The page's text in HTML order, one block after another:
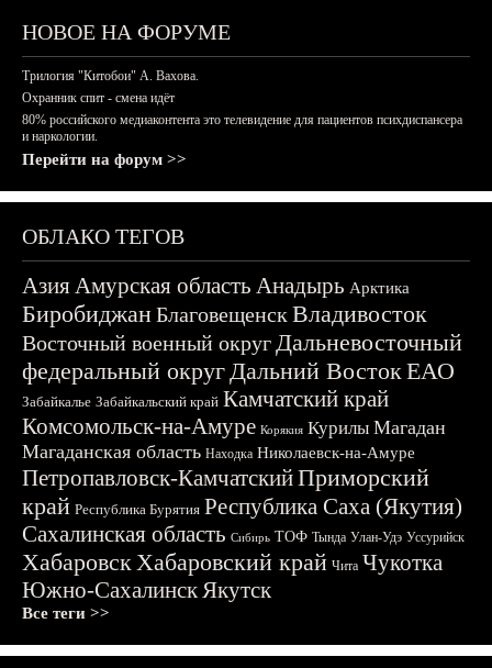
НОВОЕ НА ФОРУМЕ
Трилогия "Китобои" А. Вахова.
Охранник спит - смена идёт
80% российского медиаконтента это телевидение для пациентов психдиспансера
и наркологии.
Перейти на форум >>
ОБЛАКО ТЕГОВ
АзияАмурская область Анадырь Арктика
БиробиджанБлаговещенскВладивосток
Восточный военный округДальневосточный
федеральный округДальний ВостокЕАО
Забайкалье Забайкальский край Камчатский край
Комсомольск-на-Амуре Корякия Курилы Магадан
Магаданская область Находка Николаевск-на-Амуре
Петропавловск-КамчатскийПриморский
край Республика Бурятия Республика Саха (Якутия)
Сахалинская область Сибирь ТОФ Тында Улан-Удэ Уссурийск
ХабаровскХабаровский край Чита Чукотка
Южно-СахалинскЯкутск
Все теги >>